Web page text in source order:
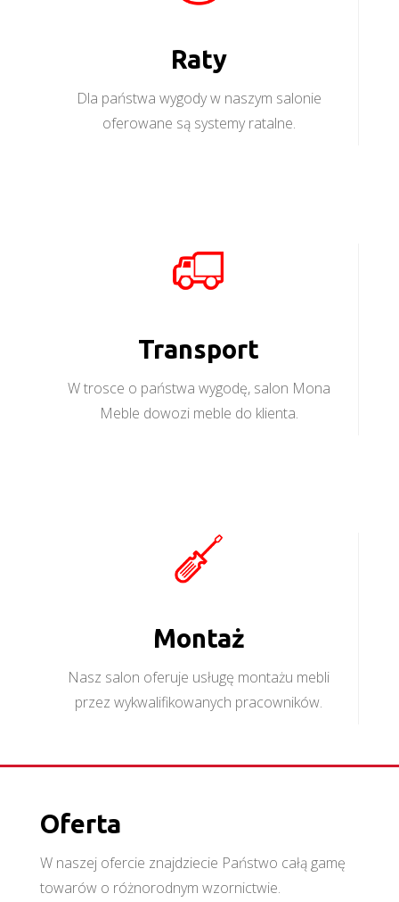
Raty
Dla państwa wygody w naszym salonie
oferowane są systemy ratalne.
Transport
W trosce o państwa wygodę, salon Mona
Meble dowozi meble do klienta.
Montaż
Nasz salon oferuje usługę montażu mebli
przez wykwalifikowanych pracowników.
Oferta
W naszej ofercie znajdziecie Państwo całą gamę
towarów o różnorodnym wzornictwie.